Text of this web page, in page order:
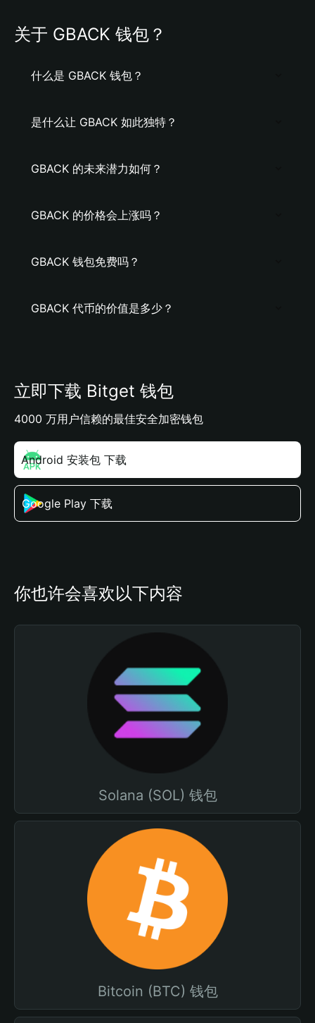
关于 GBACK 钱包？
什么是 GBACK 钱包？
是什么让 GBACK 如此独特？
GBACK 的未来潜力如何？
GBACK 的价格会上涨吗？
GBACK 钱包免费吗？
GBACK 代币的价值是多少？
立即下载 Bitget 钱包
4000 万用户信赖的最佳安全加密钱包
Android 安装包 下载
Google Play 下载
你也许会喜欢以下内容
Solana (SOL) 钱包
Bitcoin (BTC) 钱包